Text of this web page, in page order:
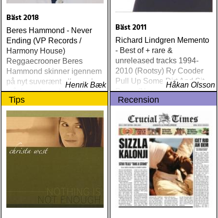
Bäst 2018
Beres Hammond - Never
Ending (VP Records /
Harmony House)
Reggaecrooner Beres
Hammond skinner igennem
på nyt suverænt album, der
måske er hans bedste
gennem tiderne
Henrik Bæk
Bäst 2011
Richard Lindgren Memento
- Best of + rare &
unreleased tracks 1994-
2010 (Rootsy) Ry Cooder
Pull Up Some Dirt And Sit
Down (Nonesuch) Tom
Russell Mesabi (Proper)
Deadman Take Up Your
Mat and Walk (Rootsy)
Eilen Jewel Queen of the
Minor Key (Signature
Sound) Matraca Berg The
Dreaming Fields (Dualtone)
Amos Lee Mission Bell
(Blue Note) Lucinda
Williams Blessed (Lost
Highway) Various The
Håkan Olsson
Tips Recension